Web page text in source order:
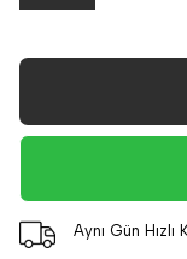
Aynı Gün Hızlı